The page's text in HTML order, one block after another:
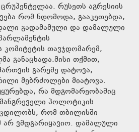
რუსეთს აგრესიის
რომ ნდომოდა, გააკეთებდა,
გადამამული და დამალული
თავჯდომარემ,
განაცხადა.მისი თქმით,
გარეშე დატოვა,
მებრძოლები მიატოვა.
რა მდგომარეობაშიც
პოლოტიკის
რომ თბილისში
ვმდგარიყავიო. დამალული